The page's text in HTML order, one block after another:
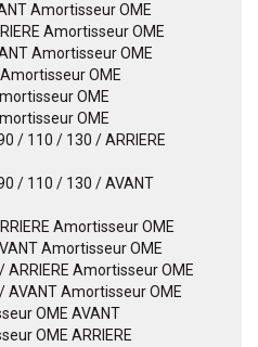
Amortisseur OME
Amortisseur OME
Amortisseur OME
Amortisseur OME
OME
OME
/ 110 / 130 / ARRIERE
90 / 110 / 130 / AVANT
Amortisseur OME
Amortisseur OME
ARRIERE Amortisseur OME
/ AVANT Amortisseur OME
OME AVANT
OME ARRIERE